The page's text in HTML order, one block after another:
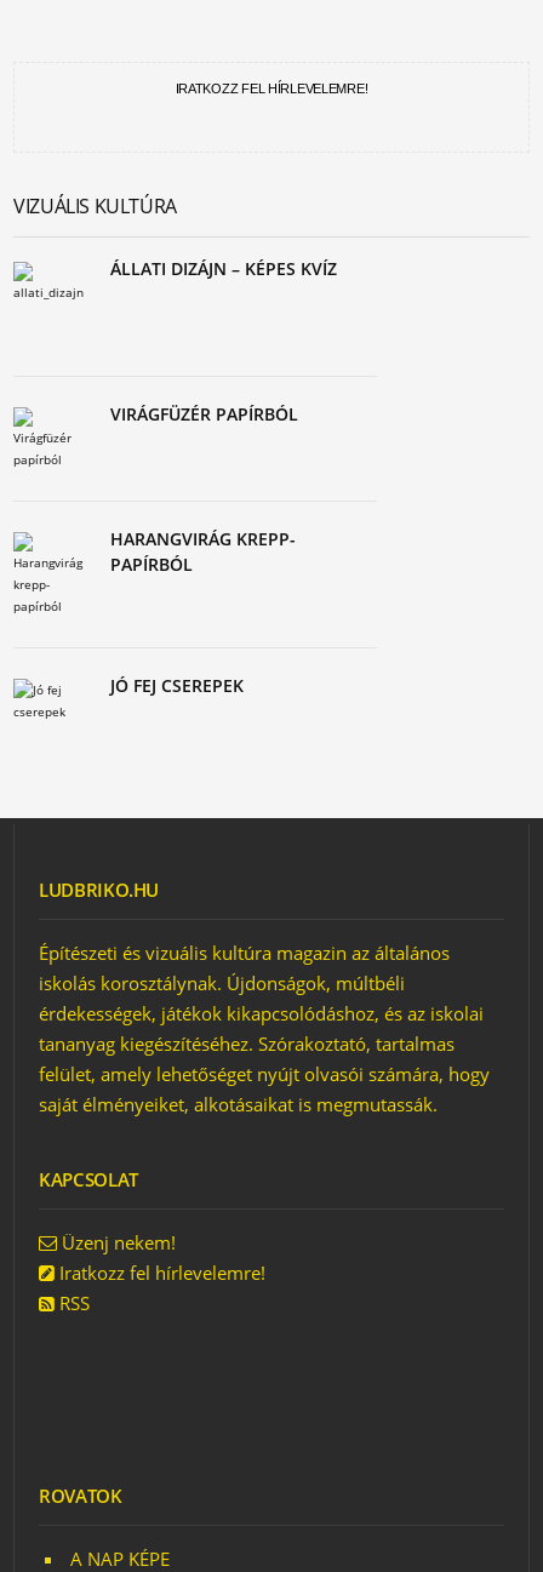
IRATKOZZ FEL HÍRLEVELEMRE!
VIZUÁLIS KULTÚRA
ÁLLATI DIZÁJN – KÉPES KVÍZ
VIRÁGFÜZÉR PAPÍRBÓL
HARANGVIRÁG KREPP-
PAPÍRBÓL
JÓ FEJ CSEREPEK
LUDBRIKO.HU
Építészeti és vizuális kultúra magazin az általános
iskolás korosztálynak. Újdonságok, múltbéli
érdekességek, játékok kikapcsolódáshoz, és az iskolai
tananyag kiegészítéséhez. Szórakoztató, tartalmas
felület, amely lehetőséget nyújt olvasói számára, hogy
saját élményeiket, alkotásaikat is megmutassák.
KAPCSOLAT
Üzenj nekem!
Iratkozz fel hírlevelemre!
RSS
ROVATOK
A NAP KÉPE